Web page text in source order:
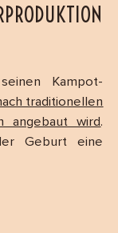
Kampot-
traditionellen
angebaut wird.
Geburt eine